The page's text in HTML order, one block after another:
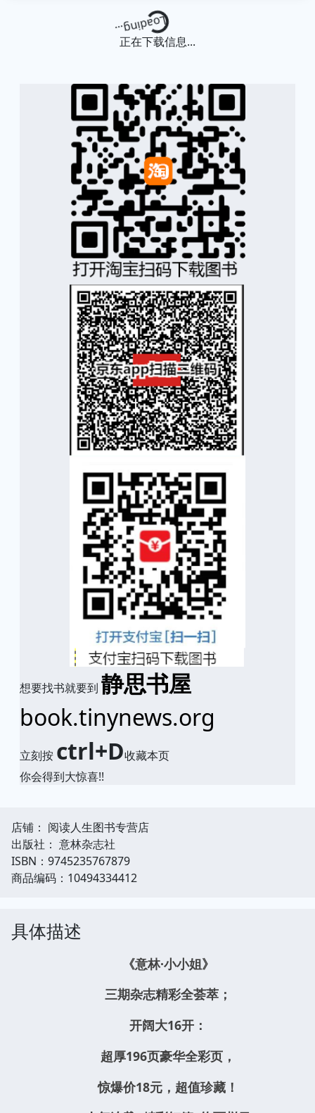
Loading...
正在下载信息...
想要找书就要到 静思书屋
book.tinynews.org
立刻按 ctrl+D收藏本页
你会得到大惊喜!!
店铺： 阅读人生图书专营店
出版社： 意林杂志社
ISBN：9745235767879
商品编码：10494334412
具体描述
《意林·小小姐》
三期杂志精彩全荟萃；
开阔大16开：
超厚196页豪华全彩页，
惊爆价18元，超值珍藏！